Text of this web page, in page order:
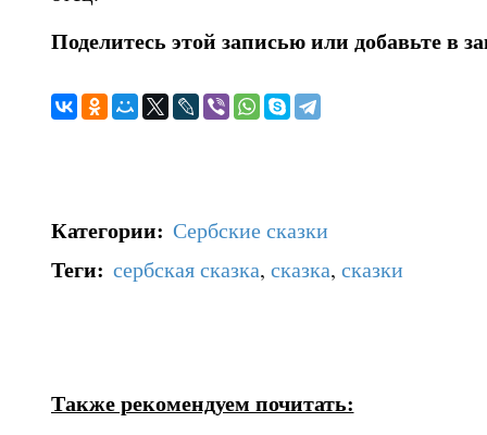
Поделитесь этой записью или добавьте в
Категории: Сербские сказки
Теги: сербская сказка, сказка, сказки
Также рекомендуем почитать: